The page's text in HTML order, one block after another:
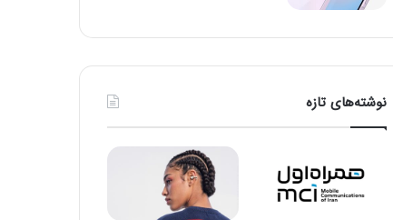
نوشته‌های تازه